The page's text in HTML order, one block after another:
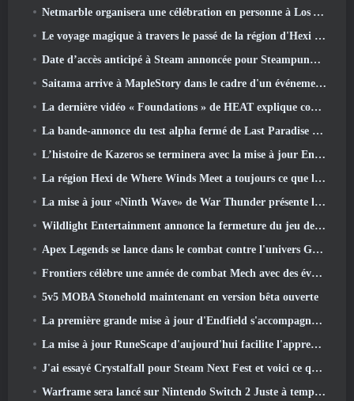
Netmarble organisera une célébration en personne à Los Angeles. Avant les sept péchés capitaux: Lancement d'origine
Le voyage magique à travers le passé de la région d'Hexi commence là où les vents se rencontrent aujourd'hui
Date d’accès anticipé à Steam annoncée pour Steampunk ARPG Crystalfall
Saitama arrive à MapleStory dans le cadre d'un événement de collaboration One-Punch Man
La dernière vidéo « Foundations » de HEAT explique comment les agents et les réservoirs travaillent ensemble
La bande-annonce du test alpha fermé de Last Paradise nous rappelle à quoi ressemble vraiment la survie à l'apocalypse zombie
L’histoire de Kazeros se terminera avec la mise à jour Ends Of The Abyss de Lost Ark
La région Hexi de Where Winds Meet a toujours ce que les joueurs aiment tout en étant une expérience unique
La mise à jour «Ninth Wave» de War Thunder présente les jets de rang IX
Wildlight Entertainment annonce la fermeture du jeu de tir gratuit Highguard
Apex Legends se lance dans le combat contre l'univers Gundam dans le dernier événement crossover
Frontiers célèbre une année de combat Mech avec des événements d'anniversaire
5v5 MOBA Stonehold maintenant en version bêta ouverte
La première grande mise à jour d'Endfield s'accompagne de nombreuses optimisations
La mise à jour RuneScape d'aujourd'hui facilite l'apprentissage des styles de combat originaux du MMORPG.
J'ai essayé Crystalfall pour Steam Next Fest et voici ce que j'ai appris
Warframe sera lancé sur Nintendo Switch 2 Juste à temps pour la prochaine mise à jour majeure, Le graphiste de l'ombre